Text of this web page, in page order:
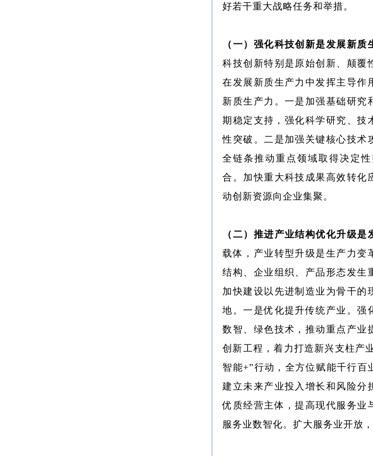
好若干重大战略任务和举措。
（一）强化科技创新是发展新
科技创新特别是原始创新、颠覆
在发展新质生产力中发挥主导作
新质生产力。一是加强基础研究
期稳定支持，强化科学研究、技
性突破。二是加强关键核心技术
全链条推动重点领域取得决定
合。加快重大科技成果高效转化
动创新资源向企业集聚。
（二）推进产业结构优化升级是
载体，产业转型升级是生产力变
结构、企业组织、产品形态发生
加快建设以先进制造业为骨干的
地。一是优化提升传统产业。强
数智、绿色技术，推动重点产业
创新工程，着力打造新兴支柱产
智能+”行动，全方位赋能千行百
建立未来产业投入增长和风险分
优质经营主体，提高现代服务业
服务业数智化。扩大服务业开放